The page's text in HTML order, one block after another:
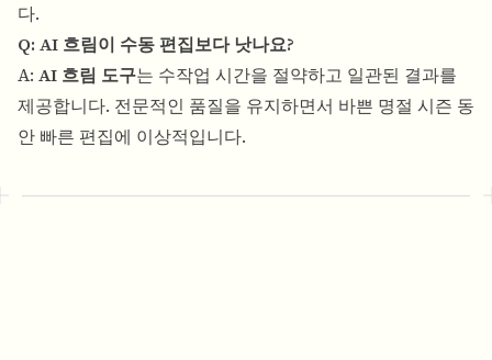
다.
Q: AI 흐림이 수동 편집보다 낫나요?
A: AI 흐림 도구는 수작업 시간을 절약하고 일관된 결과를
제공합니다. 전문적인 품질을 유지하면서 바쁜 명절 시즌 동
안 빠른 편집에 이상적입니다.